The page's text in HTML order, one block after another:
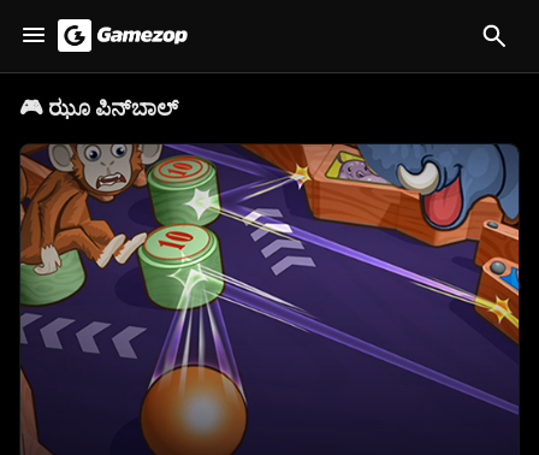
🎮 ಝೂ ಪಿನ್‌ಬಾಲ್